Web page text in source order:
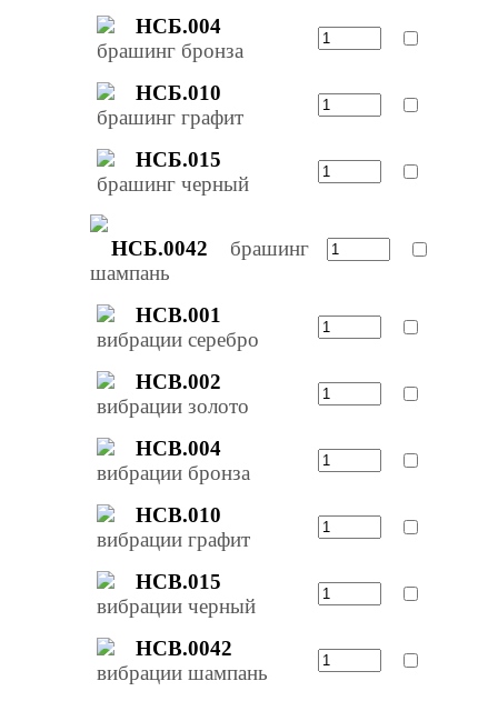
НСБ.004
брашинг бронза
НСБ.010
брашинг графит
НСБ.015
брашинг черный
НСБ.0042
брашинг
шампань
НСВ.001
вибрации серебро
НСВ.002
вибрации золото
НСВ.004
вибрации бронза
НСВ.010
вибрации графит
НСВ.015
вибрации черный
НСВ.0042
вибрации шампань